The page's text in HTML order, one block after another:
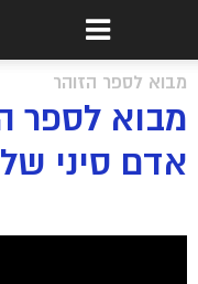
מבוא לספר הזוהר
מבוא לספר
אדם סיני